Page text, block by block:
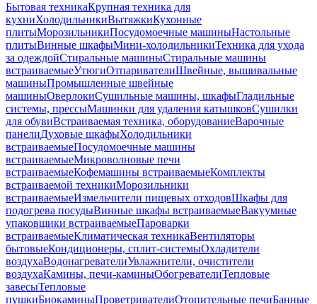
Бытовая техникаКрупная техника для
кухниХолодильникиВытяжкиКухонные
плитыМорозильникиПосудомоечные машиныНастольные
плитыВинные шкафыМини-холодильникиТехника для ухода
за одеждойСтиральные машиныСтиральные машины
встраиваемыеУтюгиОтпаривателиШвейные, вышивальные
машиныПромышленные швейные
машиныОверлокиСушильные машины, шкафыГладильные
системы, прессыМашинки для удаления катышковСушилки
для обувиВстраиваемая техника, оборудованиеВарочные
панелиДуховые шкафыХолодильники
встраиваемыеПосудомоечные машины
встраиваемыеМикроволновые печи
встраиваемыеКофемашины встраиваемыеКомплекты
встраиваемой техникиМорозильники
встраиваемыеИзмельчители пищевых отходовШкафы для
подогрева посудыВинные шкафы встраиваемыеВакуумные
упаковщики встраиваемыеПароварки
встраиваемыеКлиматическая техникаВентиляторы
бытовыеКондиционеры, сплит-системыОхладители
воздухаВодонагревателиУвлажнители, очистители
воздухаКамины, печи-каминыОбогревателиТепловые
завесыТепловые
пушкиБиокаминыПроветривателиОтопительные печиБанные